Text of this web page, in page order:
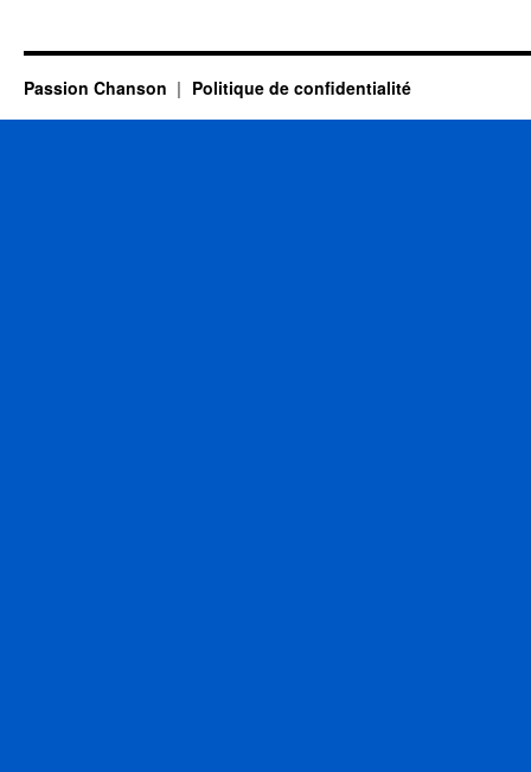
Passion Chanson Politique de confidentialité